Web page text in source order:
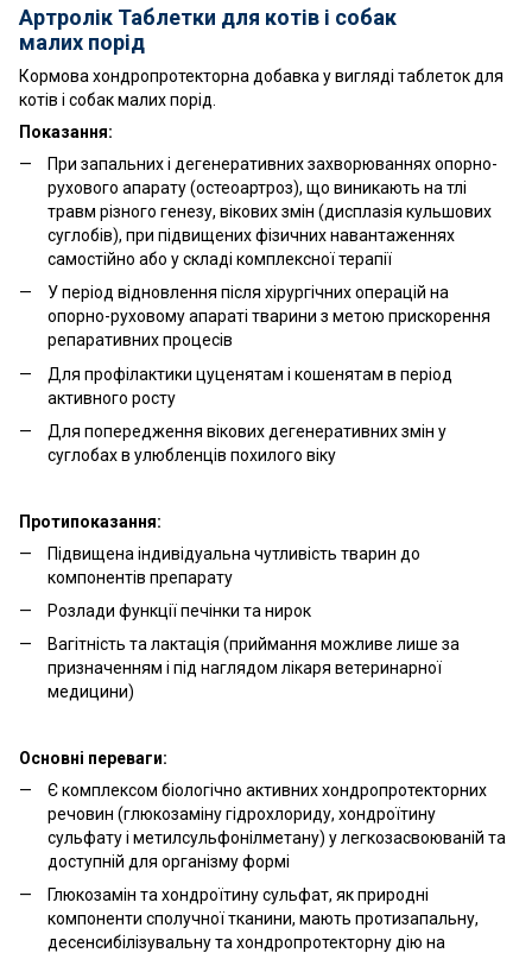
Артролік Таблетки для котів і собак
малих порід
Кормова хондропротекторна добавка у вигляді таблеток для
котів і собак малих порід.
Показання:
При запальних і дегенеративних захворюваннях опорно-
рухового апарату (остеоартроз), що виникають на тлі
травм різного генезу, вікових змін (дисплазія кульшових
суглобів), при підвищених фізичних навантаженнях
самостійно або у складі комплексної терапії
У період відновлення після хірургічних операцій на
опорно-руховому апараті тварини з метою прискорення
репаративних процесів
Для профілактики цуценятам і кошенятам в період
активного росту
Для попередження вікових дегенеративних змін у
суглобах в улюбленців похилого віку
Протипоказання:
Підвищена індивідуальна чутливість тварин до
компонентів препарату
Розлади функції печінки та нирок
Вагітність та лактація (приймання можливе лише за
призначенням і під наглядом лікаря ветеринарної
медицини)
Основні переваги:
Є комплексом біологічно активних хондропротекторних
речовин (глюкозаміну гідрохлориду, хондроїтину
сульфату і метилсульфонілметану) у легкозасвоюваній та
доступній для організму формі
Глюкозамін та хондроїтину сульфат, як природні
компоненти сполучної тканини, мають протизапальну,
десенсибілізувальну та хондропротекторну дію на